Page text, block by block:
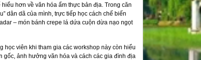
hơn về văn hóa ẩm thực bản địa. Trong căn
dân dã của mình, trực tiếp học cách chế biến
– món bánh crepe lá dứa cuộn dừa nạo ngọt
học viên khi tham gia các workshop này còn hiểu
gốc, ảnh hưởng văn hóa và cách các gia đình địa